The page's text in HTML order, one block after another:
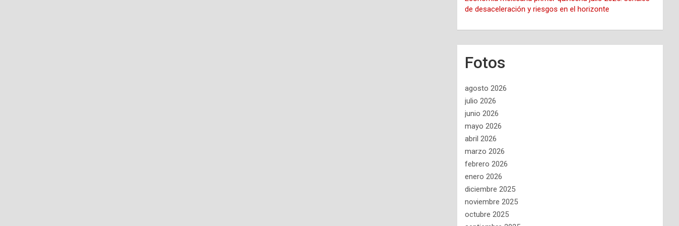
de desaceleración y riesgos en el horizonte
Fotos
agosto 2026
julio 2026
junio 2026
mayo 2026
abril 2026
marzo 2026
febrero 2026
enero 2026
diciembre 2025
noviembre 2025
octubre 2025